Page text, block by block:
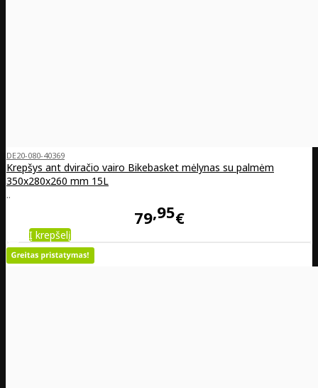
DE20-080-40369
Krepšys ant dviračio vairo Bikebasket mėlynas su palmėm
350x280x260 mm 15L
..
79 95€
Į krepšelį